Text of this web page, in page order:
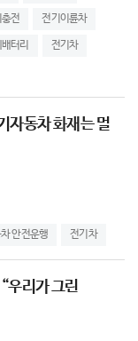
전 전기이륜차
터리 전기차
자동차 화재는 멀
안전운행 전기차
우리가 그린